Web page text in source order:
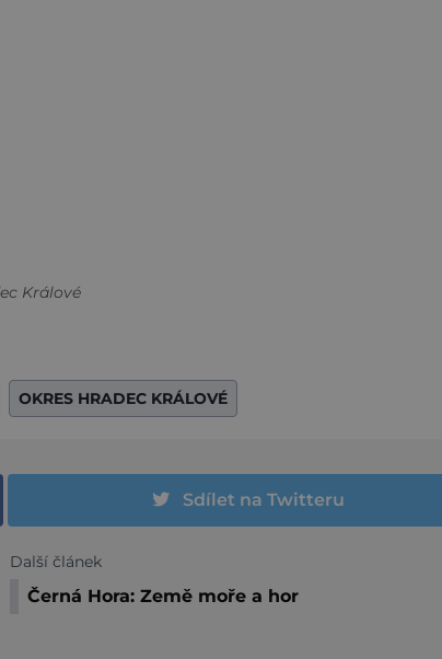
Králové
OKRES HRADEC KRÁLOVÉ
Sdílet na Twitteru
Další článek
Černá Hora: Země moře a hor